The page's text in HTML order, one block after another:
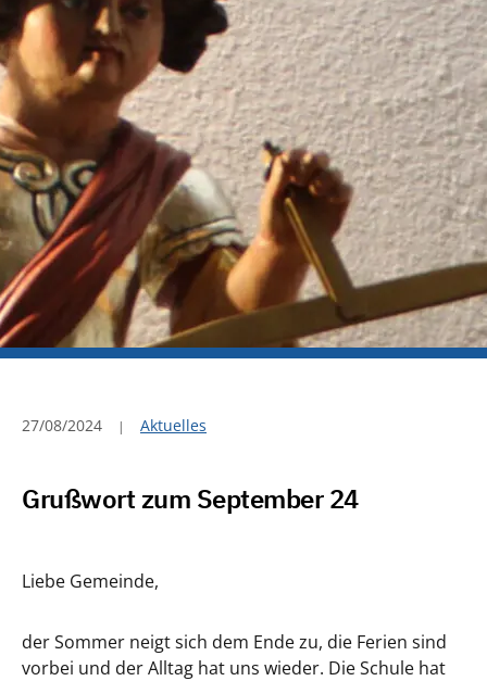
27/08/2024 Aktuelles
Grußwort zum September 24
Liebe Gemeinde,
der Sommer neigt sich dem Ende zu, die Ferien sind
vorbei und der Alltag hat uns wieder. Die Schule hat